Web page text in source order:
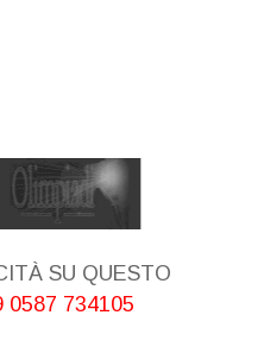
SU QUESTO
0587 734105